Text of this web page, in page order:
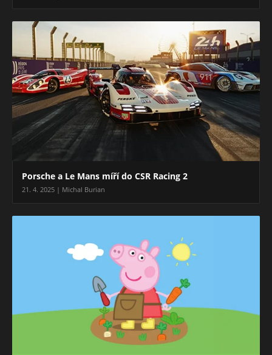
Porsche a Le Mans míří do CSR Racing 2
21. 4. 2025 | Michal Burian